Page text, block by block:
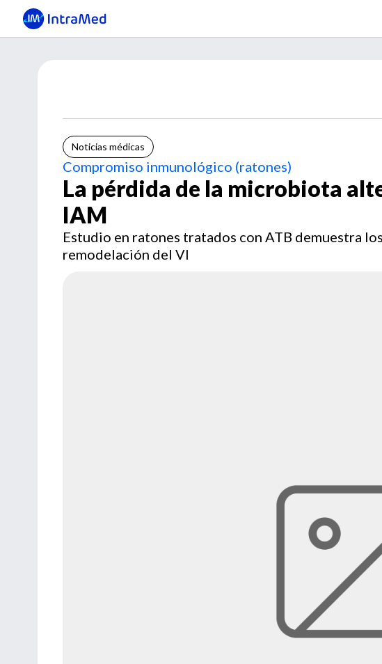
Noticias médicas
Compromiso inmunológico (ratones)
La pérdida de la microbiota
IAM
Estudio en ratones tratados con ATB demuestra
remodelación del VI